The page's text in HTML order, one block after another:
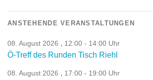
ANSTEHENDE VERANSTALTUNGEN
08. August 2026 , 12:00 - 14:00 Uhr
Ö-Treff des Runden Tisch Riehl
08. August 2026 , 17:00 - 19:00 Uhr